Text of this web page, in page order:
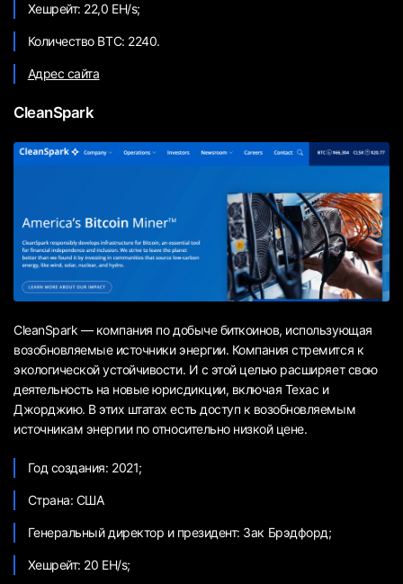
Хешрейт: 22,0 EH/s;
Количество BTC: 2240.
Адрес сайта
CleanSpark
CleanSpark — компания по добыче биткоинов, использующая
возобновляемые источники энергии. Компания стремится к
экологической устойчивости. И с этой целью расширяет свою
деятельность на новые юрисдикции, включая Техас и
Джорджию. В этих штатах есть доступ к возобновляемым
источникам энергии по относительно низкой цене.
Год создания: 2021;
Страна: США
Генеральный директор и президент: Зак Брэдфорд;
Хешрейт: 20 EH/s;